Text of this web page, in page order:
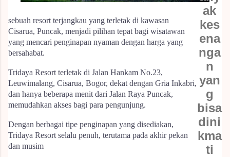
sebuah resort terjangkau yang terletak di kawasan
Cisarua, Puncak, menjadi pilihan tepat bagi wisatawan
yang mencari penginapan nyaman dengan harga yang
bersahabat.
Tridaya Resort terletak di Jalan Hankam No.23,
Leuwimalang, Cisarua, Bogor, dekat dengan Gria Inkabri,
dan hanya beberapa menit dari Jalan Raya Puncak,
memudahkan akses bagi para pengunjung.
Dengan berbagai tipe penginapan yang disediakan,
Tridaya Resort selalu penuh, terutama pada akhir pekan
dan musim
ak
kes
ena
nga
n
yan
g
bisa
dini
kma
ti